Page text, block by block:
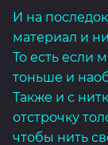
И на
материал и
То есть если
тоньше и
Также и с
отстрочку
чтобы нить